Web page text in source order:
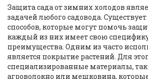
Защита сада от зимних холодов
задачей любого садовода.
способов, которые могут помочь
каждый из них имеет свою
преимущества. Одним из часто
является покрытие растений. Для
специализированные материалы,
агроволокно или мешковина,